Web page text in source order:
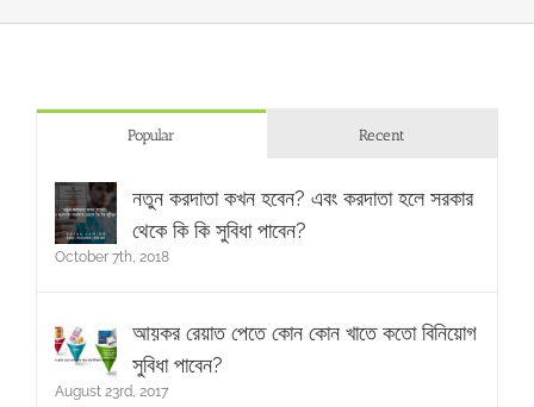
Popular Recent
নতুন করদাতা কখন হবেন? এবং করদাতা হলে সরকার
থেকে কি কি সুবিধা পাবেন?
October 7th, 2018
আয়কর রেয়াত পেতে কোন কোন খাতে কতো বিনিয়োগ
সুবিধা পাবেন?
August 23rd, 2017